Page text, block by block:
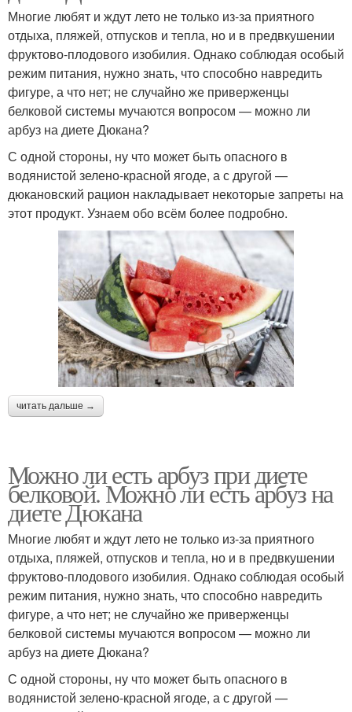
Многие любят и ждут лето не только из-за приятного
отдыха, пляжей, отпусков и тепла, но и в предвкушении
фруктово-плодового изобилия. Однако соблюдая особый
режим питания, нужно знать, что способно навредить
фигуре, а что нет; не случайно же приверженцы
белковой системы мучаются вопросом — можно ли
арбуз на диете Дюкана?
С одной стороны, ну что может быть опасного в
водянистой зелено-красной ягоде, а с другой —
дюкановский рацион накладывает некоторые запреты на
этот продукт. Узнаем обо всём более подробно.
читать дальше →
Можно ли есть арбуз при диете
белковой. Можно ли есть арбуз на
диете Дюкана
Многие любят и ждут лето не только из-за приятного
отдыха, пляжей, отпусков и тепла, но и в предвкушении
фруктово-плодового изобилия. Однако соблюдая особый
режим питания, нужно знать, что способно навредить
фигуре, а что нет; не случайно же приверженцы
белковой системы мучаются вопросом — можно ли
арбуз на диете Дюкана?
С одной стороны, ну что может быть опасного в
водянистой зелено-красной ягоде, а с другой —